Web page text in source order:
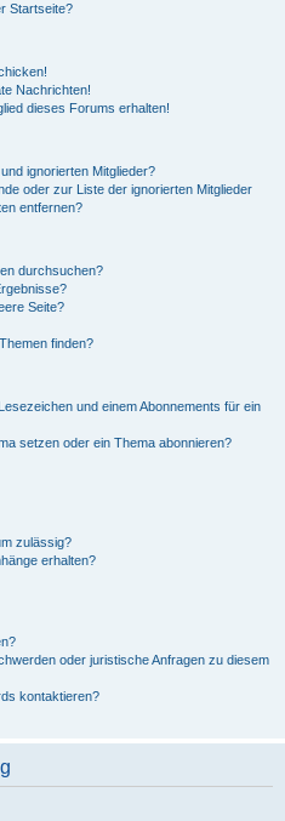
Startseite?
Nachrichten!
dieses Forums erhalten!
ignorierten Mitglieder?
oder zur Liste der ignorierten Mitglieder
entfernen?
durchsuchen?
Seite?
finden?
und einem Abonnements für ein
setzen oder ein Thema abonnieren?
zulässig?
erhalten?
oder juristische Anfragen zu diesem
kontaktieren?